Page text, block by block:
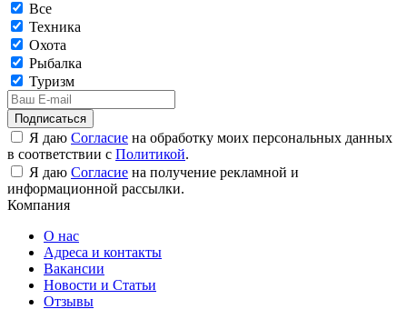
Все
Техника
Охота
Рыбалка
Туризм
Подписаться
Я даю Согласие на обработку моих персональных данных
в соответствии с Политикой.
Я даю Согласие на получение рекламной и
информационной рассылки.
Компания
О нас
Адреса и контакты
Вакансии
Новости и Статьи
Отзывы